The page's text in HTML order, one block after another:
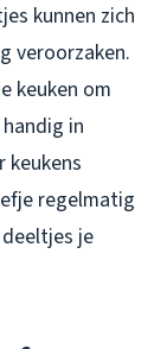
kunnen zich
veroorzaken.
keuken om
in
keukens
regelmatig
je